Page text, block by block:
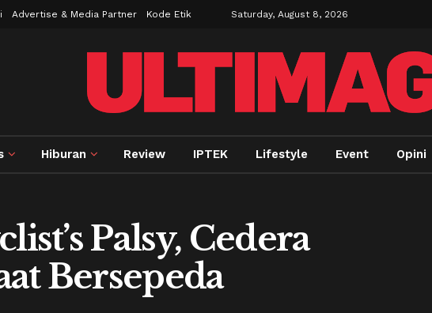
Advertise & Media Partner Kode Etik Saturday, August 8, 2026
Hiburan Review IPTEK Lifestyle Event Opini
Palsy, Cedera
Bersepeda